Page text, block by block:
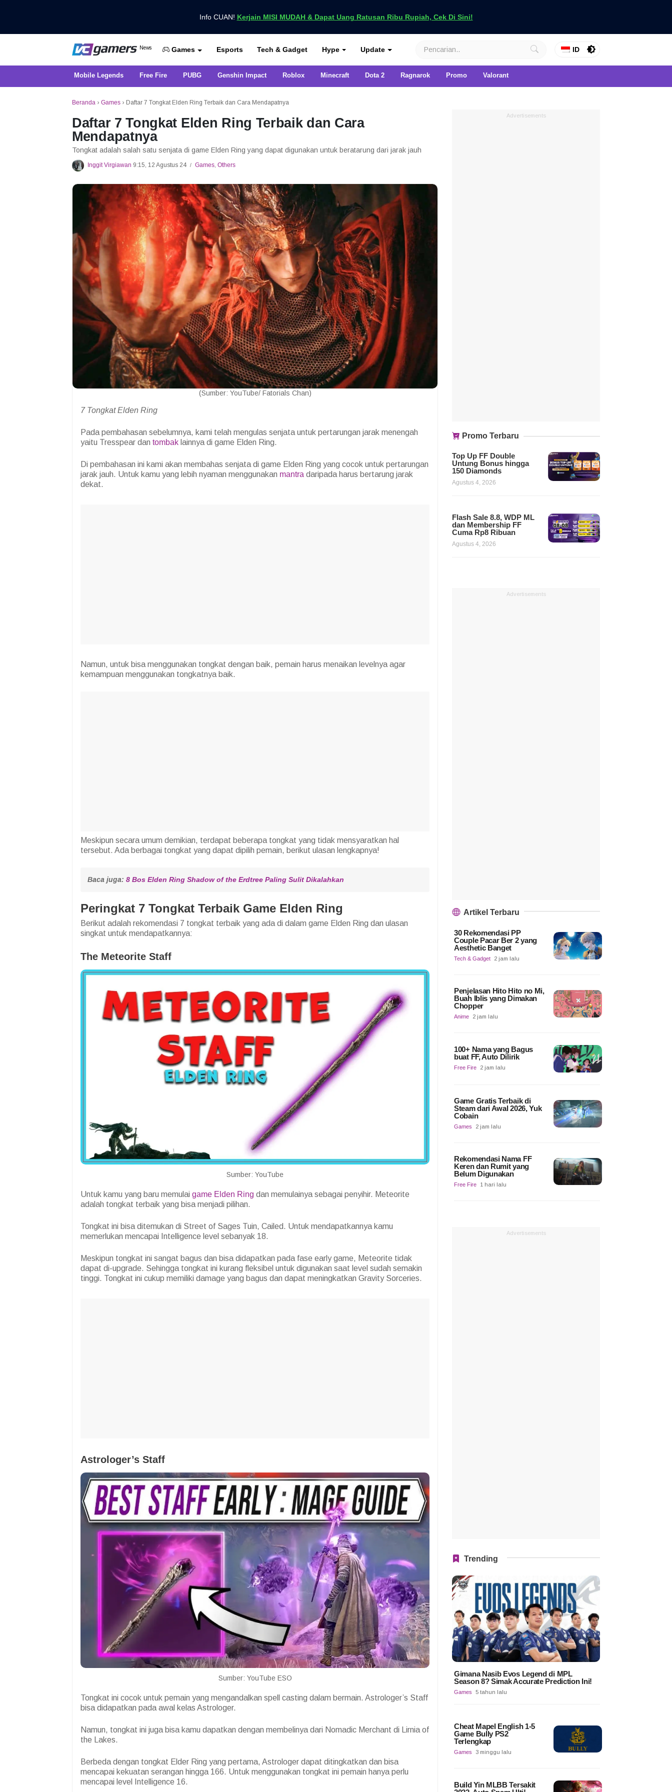
Info CUAN! Kerjain MISI MUDAH & Dapat Uang Ratusan Ribu Rupiah, Cek Di Sini!
VCGamers News
News
Dapatkan Berita Games Terbaru Hanya di VCGamers
Games Esports Tech & Gadget Hype Update ID
Mobile Legends Free Fire PUBG Genshin Impact Roblox Minecraft Dota 2 Ragnarok Promo Valorant
Beranda › Games › Daftar 7 Tongkat Elden Ring Terbaik dan Cara Mendapatnya
Daftar 7 Tongkat Elden Ring Terbaik dan Cara
Mendapatnya
Tongkat adalah salah satu senjata di game Elden Ring yang dapat digunakan untuk beratarung dari jarak jauh
Inggit Virgiawan 9:15, 12 Agustus 24 / Games, Others
(Sumber: YouTube/ Fatorials Chan)
7 Tongkat Elden Ring
Pada pembahasan sebelumnya, kami telah mengulas senjata untuk pertarungan jarak menengah
yaitu Tresspear dan tombak lainnya di game Elden Ring.
Di pembahasan ini kami akan membahas senjata di game Elden Ring yang cocok untuk pertarungan
jarak jauh. Untuk kamu yang lebih nyaman menggunakan mantra daripada harus bertarung jarak
dekat.
Namun, untuk bisa menggunakan tongkat dengan baik, pemain harus menaikan levelnya agar
kemampuan menggunakan tongkatnya baik.
Meskipun secara umum demikian, terdapat beberapa tongkat yang tidak mensyaratkan hal
tersebut. Ada berbagai tongkat yang dapat dipilih pemain, berikut ulasan lengkapnya!
Baca juga: 8 Bos Elden Ring Shadow of the Erdtree Paling Sulit Dikalahkan
Peringkat 7 Tongkat Terbaik Game Elden Ring
Berikut adalah rekomendasi 7 tongkat terbaik yang ada di dalam game Elden Ring dan ulasan
singkat untuk mendapatkannya:
The Meteorite Staff
Sumber: YouTube
Untuk kamu yang baru memulai game Elden Ring dan memulainya sebagai penyihir. Meteorite
adalah tongkat terbaik yang bisa menjadi pilihan.
Tongkat ini bisa ditemukan di Street of Sages Tuin, Cailed. Untuk mendapatkannya kamu
memerlukan mencapai Intelligence level sebanyak 18.
Meskipun tongkat ini sangat bagus dan bisa didapatkan pada fase early game, Meteorite tidak
dapat di-upgrade. Sehingga tongkat ini kurang fleksibel untuk digunakan saat level sudah semakin
tinggi. Tongkat ini cukup memiliki damage yang bagus dan dapat meningkatkan Gravity Sorceries.
Astrologer’s Staff
Sumber: YouTube ESO
Tongkat ini cocok untuk pemain yang mengandalkan spell casting dalam bermain. Astrologer’s Staff
bisa didapatkan pada awal kelas Astrologer.
Namun, tongkat ini juga bisa kamu dapatkan dengan membelinya dari Nomadic Merchant di Lirnia of
the Lakes.
Berbeda dengan tongkat Elder Ring yang pertama, Astrologer dapat ditingkatkan dan bisa
mencapai kekuatan serangan hingga 166. Untuk menggunakan tongkat ini pemain hanya perlu
mencapai level Intelligence 16.
Advertisements
Promo Terbaru
Top Up FF Double
Untung Bonus hingga
150 Diamonds
Agustus 4, 2026
Flash Sale 8.8, WDP ML
dan Membership FF
Cuma Rp8 Ribuan
Agustus 4, 2026
Advertisements
Artikel Terbaru
30 Rekomendasi PP
Couple Pacar Ber 2 yang
Aesthetic Banget
Tech & Gadget 2 jam lalu
Penjelasan Hito Hito no Mi,
Buah Iblis yang Dimakan
Chopper
Anime 2 jam lalu
100+ Nama yang Bagus
buat FF, Auto Dilirik
Free Fire 2 jam lalu
Game Gratis Terbaik di
Steam dari Awal 2026, Yuk
Cobain
Games 2 jam lalu
Rekomendasi Nama FF
Keren dan Rumit yang
Belum Digunakan
Free Fire 1 hari lalu
Advertisements
Trending
Gimana Nasib Evos Legend di MPL
Season 8? Simak Accurate Prediction Ini!
Games 5 tahun lalu
Cheat Mapel English 1-5
Game Bully PS2
Terlengkap
Games 3 minggu lalu
Build Yin MLBB Tersakit